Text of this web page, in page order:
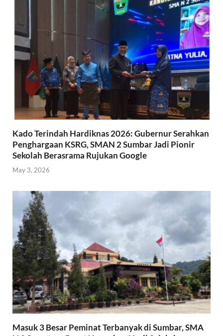
Kado Terindah Hardiknas 2026: Gubernur Serahkan
Penghargaan KSRG, SMAN 2 Sumbar Jadi Pionir
Sekolah Berasrama Rujukan Google
May 3, 2026
Masuk 3 Besar Peminat Terbanyak di Sumbar, SMA